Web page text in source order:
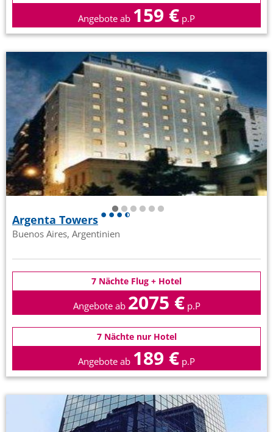
Angebote ab 159 € p.P
Argenta Towers
Buenos Aires, Argentinien
7 Nächte Flug + Hotel
Angebote ab 2075 € p.P
7 Nächte nur Hotel
Angebote ab 189 € p.P